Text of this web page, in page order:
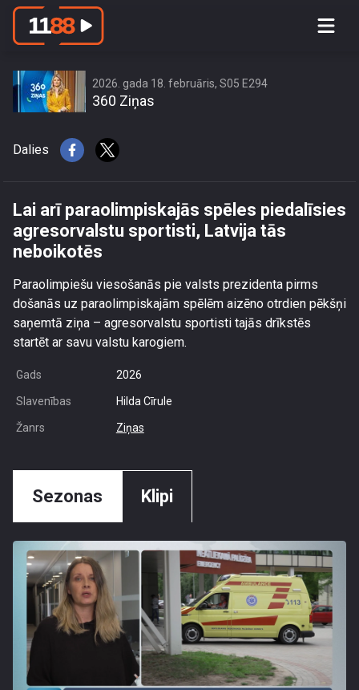
Lai arī paraolimpiskajās spēles
2026. gada 18. februāris, S05 E294
360 Ziņas
Dalies
Lai arī paraolimpiskajās spēles piedalīsies
agresorvalstu sportisti, Latvija tās
neboikotēs
Paraolimpiešu viesošanās pie valsts prezidenta pirms
došanās uz paraolimpiskajām spēlēm aizēno otrdien pēkšņi
saņemtā ziņa – agresorvalstu sportisti tajās drīkstēs
startēt ar savu valstu karogiem.
Gads 2026
Slavenības Hilda Cīrule
Žanrs Ziņas
Sezonas Klipi